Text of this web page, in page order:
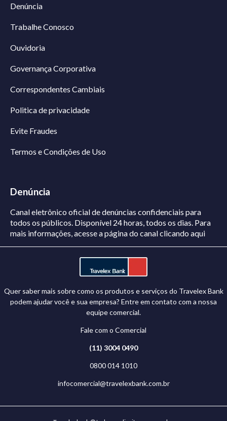
Denúncia
Trabalhe Conosco
Ouvidoria
Governança Corporativa
Correspondentes Cambiais
Politica de privacidade
Evite Fraudes
Termos e Condições de Uso
Denúncia
Canal eletrônico oficial de denúncias confidenciais para
todos os públicos. Disponível 24 horas, todos os dias. Para
mais informações, acesse a página do canalclicando aqui
Quer saber mais sobre como os produtos e serviços do Travelex Bank
podem ajudar você e sua empresa? Entre em contato com a nossa
equipe comercial.
Fale com o Comercial
(11) 3004 0490
0800 014 1010
infocomercial@travelexbank.com.br